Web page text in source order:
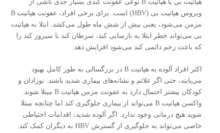
هپاتیت بی یا هپاتیت B نوعی عفونت کبدی بسیار جدی ناشی از
ویروس هپاتیت بی (HBV) است. برای برخی افراد، عفونت هپاتیت B
مزمن می‌شود، یعنی بیش از شش ماه طول می‌کشد. ابتلا به هپاتیت
بی می‌تواند خطر ابتلا به نارسایی کبد، سرطان کبد یا سیروز کبد را
که باعث زخم دائمی کبد می‌شود افزایش دهد.
اکثر افراد آلوده به هپاتیت B در بزرگسالی به طور کامل بهبود
می‌یابند، حتی اگر علائم و نشانه‌های بیماری شدید باشند. نوزادان و
کودکان بیشتر احتمال دارد به عفونت مزمن هپاتیت B مبتلا شوند.
واکسن هپاتیت B می‌تواند از بیماری جلوگیری کند اما چنانچه مبتلا
شوید هیچ درمانی وجود ندارد. اگر آلوده شدید، اقدامات احتیاطی
خاصی می‌تواند به جلوگیری از گسترش HBV به دیگران کمک کند.